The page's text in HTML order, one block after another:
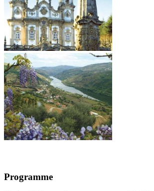
Programme